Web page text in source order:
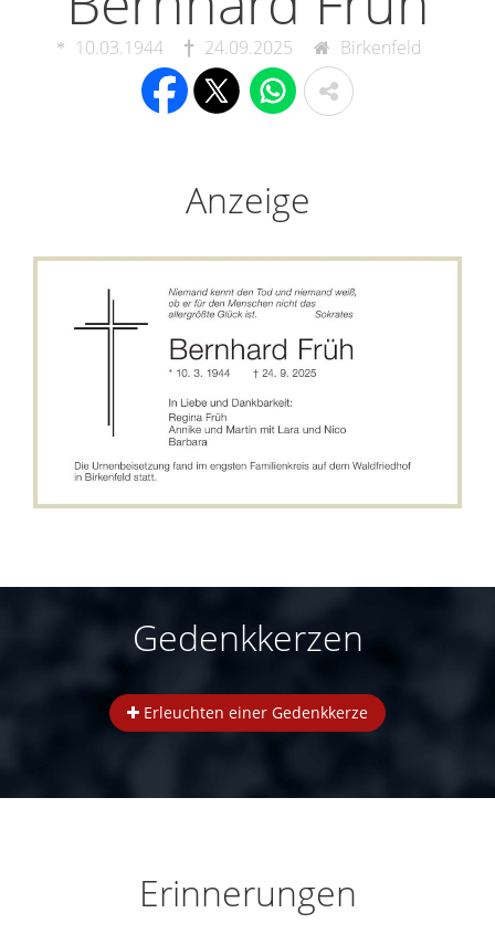
10.03.1944 24.09.2025 Birkenfeld
Anzeige
Gedenkkerzen
Erleuchten einer Gedenkkerze
Erinnerungen